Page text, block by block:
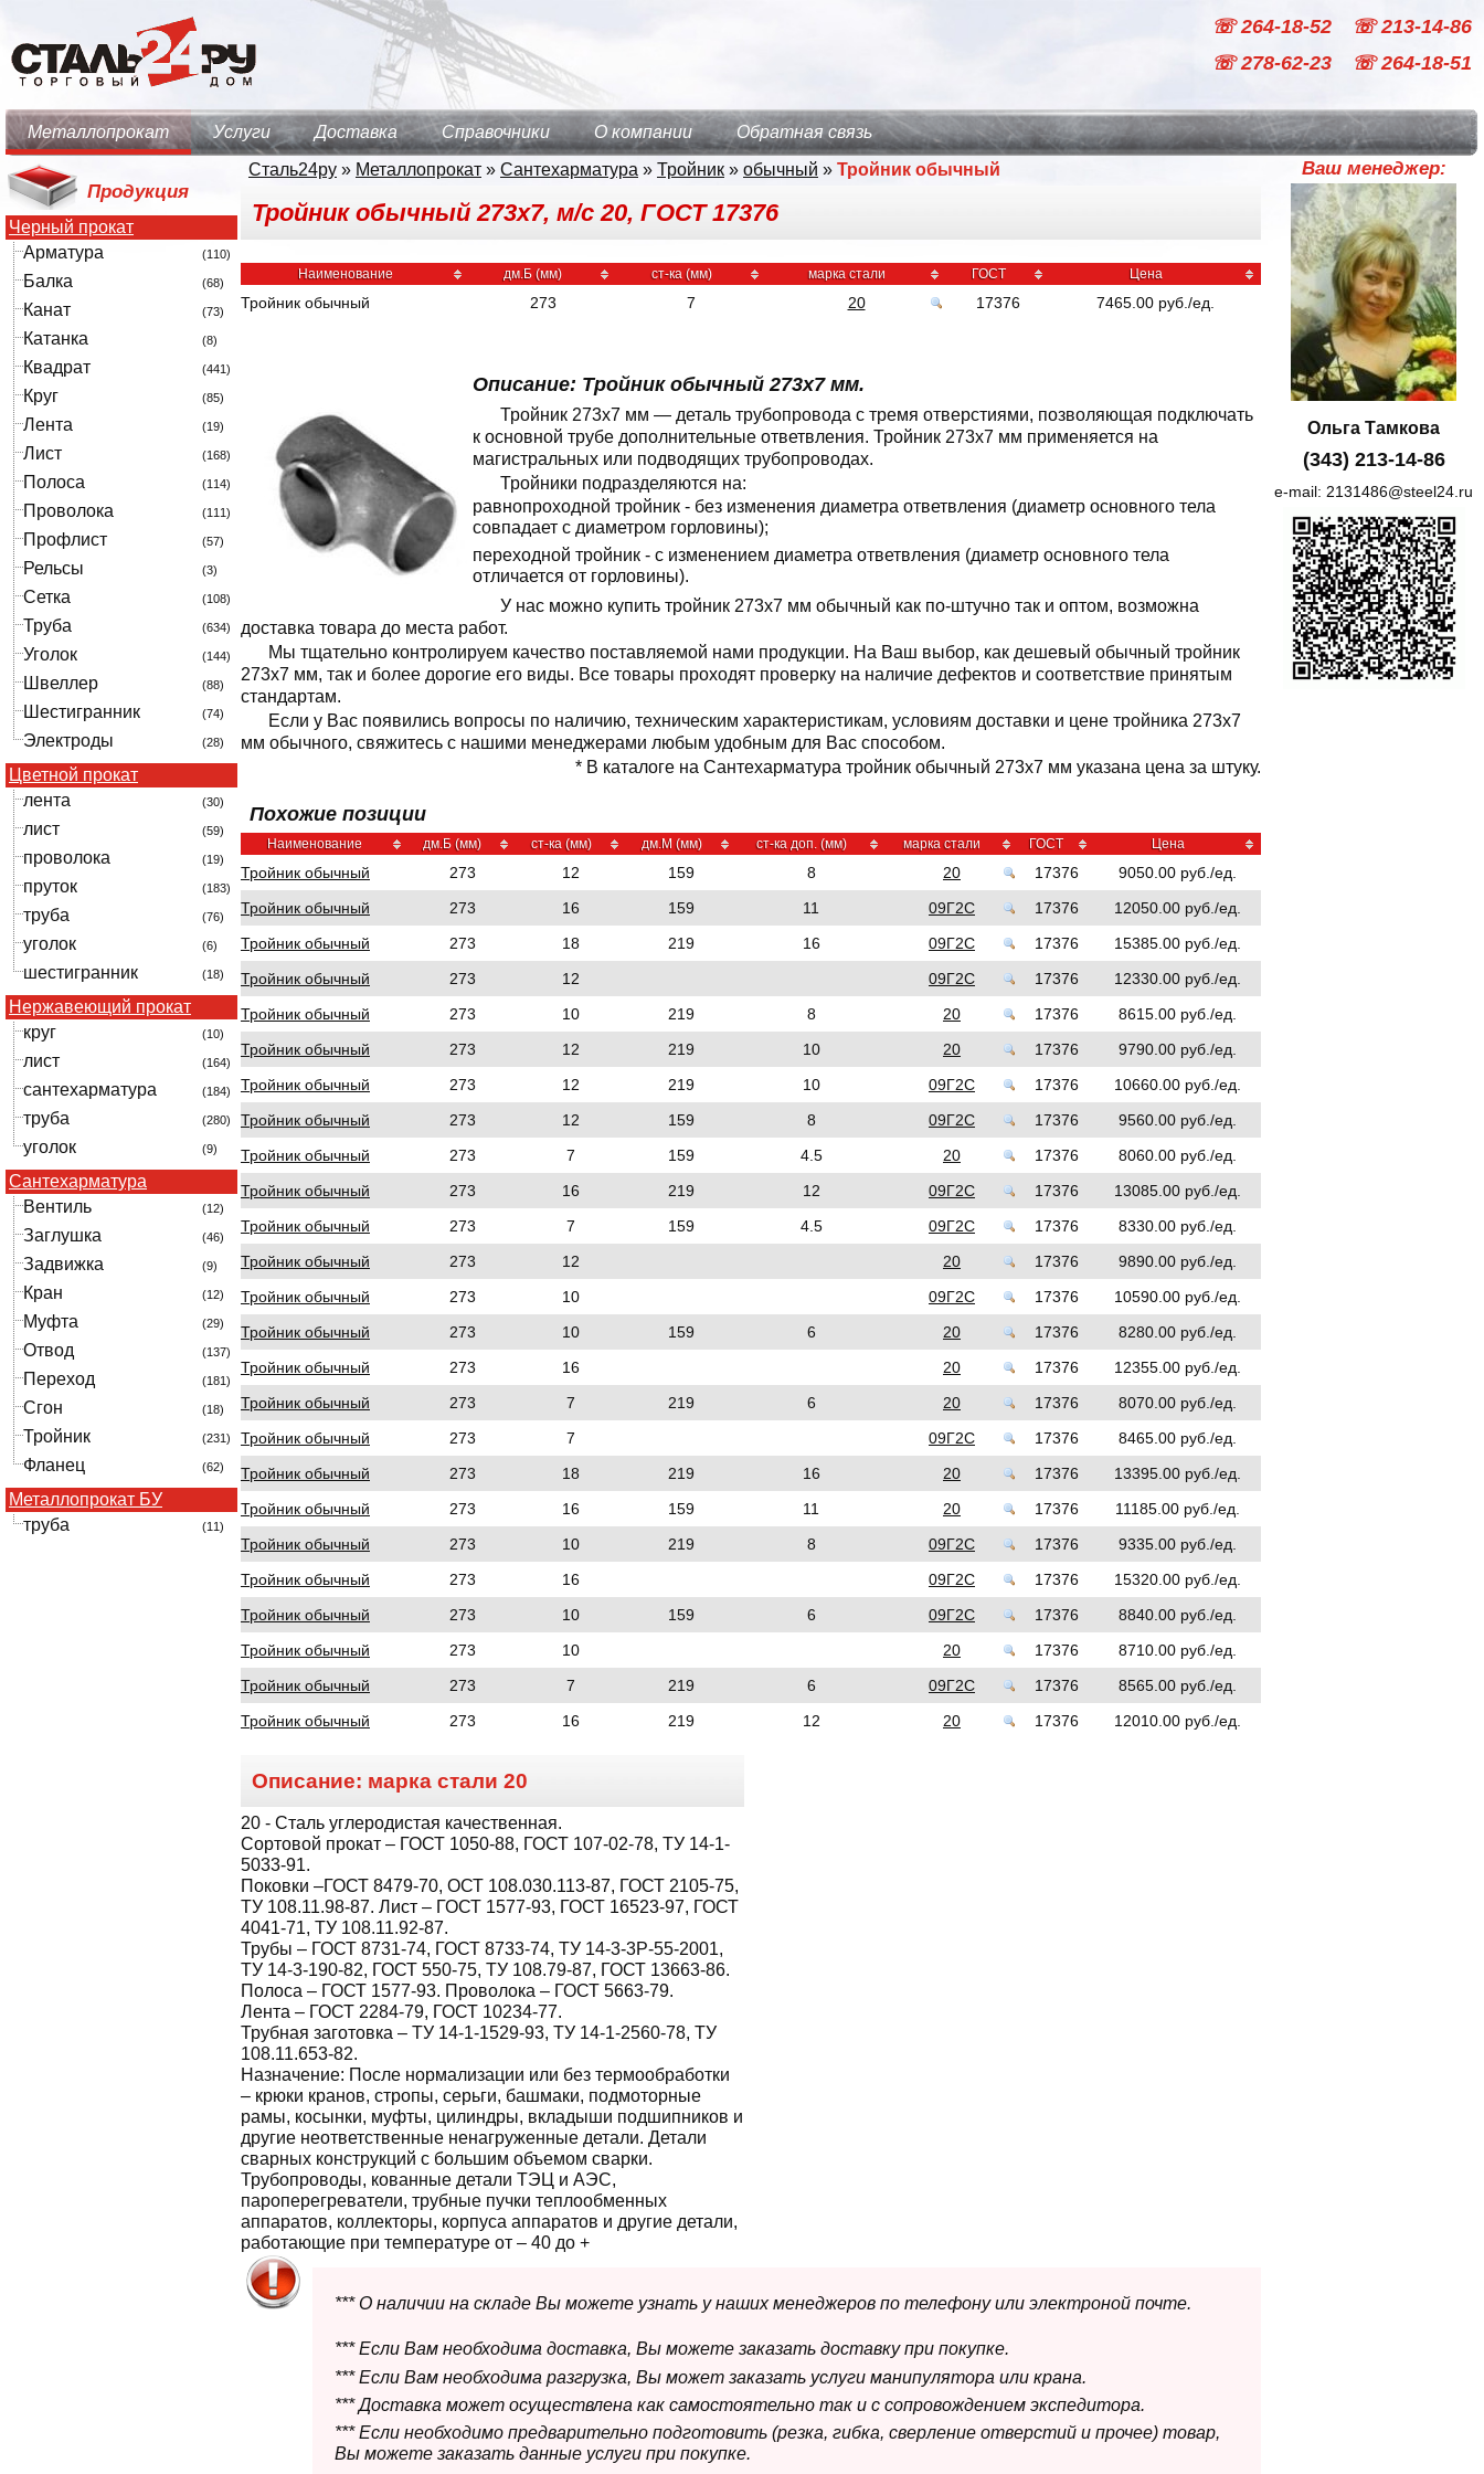
☏ 264-18-52
☏ 213-14-86
☏ 278-62-23
☏ 264-18-51
Металлопрокат Услуги Доставка Справочники О компании Обратная связь
Продукция
Черный прокат
Арматура
(110)
Балка (68)
Канат (73)
Катанка (8)
Квадрат (441)
Круг (85)
Лента (19)
Лист (168)
Полоса (114)
Проволока (111)
Профлист (57)
Рельсы (3)
Сетка (108)
Труба (634)
Уголок (144)
Швеллер (88)
Шестигранник (74)
Электроды (28)
Цветной прокат
лента
(30)
лист (59)
проволока (19)
пруток (183)
труба (76)
уголок (6)
шестигранник (18)
Нержавеющий прокат
круг
(10)
лист (164)
сантехарматура (184)
труба (280)
уголок (9)
Сантехарматура
Вентиль
(12)
Заглушка (46)
Задвижка (9)
Кран (12)
Муфта (29)
Отвод (137)
Переход (181)
Сгон (18)
Тройник (231)
Фланец (62)
Металлопрокат БУ
труба
(11)
Сталь24ру » Металлопрокат » Сантехарматура » Тройник » обычный » Тройник обычный
Тройник обычный 273х7, м/с 20, ГОСТ 17376
Наименование дм.Б (мм) ст-ка (мм) марка стали ГОСТ Цена
Тройник обычный 273 7 20 17376 7465.00 руб ./ед.
Описание: Тройник обычный 273x7 мм.
Тройник 273x7 мм — деталь трубопровода с тремя отверстиями, позволяющая подключать
к основной трубе дополнительные ответвления. Тройник 273x7 мм применяется на
магистральных или подводящих трубопроводах.
Тройники подразделяются на:
равнопроходной тройник - без изменения диаметра ответвления (диаметр основного тела
совпадает с диаметром горловины);
переходной тройник - с изменением диаметра ответвления (диаметр основного тела
отличается от горловины).
У нас можно купить тройник 273x7 мм обычный как по-штучно так и оптом, возможна
доставка товара до места работ.
Мы тщательно контролируем качество поставляемой нами продукции. На Ваш выбор, как дешевый обычный тройник
273x7 мм, так и более дорогие его виды. Все товары проходят проверку на наличие дефектов и соответствие принятым
стандартам.
Если у Вас появились вопросы по наличию, техническим характеристикам, условиям доставки и цене тройника 273x7
мм обычного, свяжитесь с нашими менеджерами любым удобным для Вас способом.
* В каталоге на Сантехарматура тройник обычный 273x7 мм указана цена за штуку.
Похожие позиции
Наименование дм.Б (мм) ст-ка (мм) дм.М (мм) ст-ка доп. (мм) марка стали ГОСТ Цена
Тройник обычный 273 12 159 8 20 17376
9050.00 руб./ед.
Тройник обычный
273 16 159 11 09Г2С 17376
12050.00 руб./ед.
Тройник обычный
273 18 219 16 09Г2С 17376
15385.00 руб./ед.
Тройник обычный
273 12 09Г2С 17376
12330.00 руб./ед.
Тройник обычный
273 10 219 8 20 17376
8615.00 руб./ед.
Тройник обычный
273 12 219 10 20 17376
9790.00 руб./ед.
Тройник обычный
273 12 219 10 09Г2С 17376
10660.00 руб./ед.
Тройник обычный
273 12 159 8 09Г2С 17376
9560.00 руб./ед.
Тройник обычный
273 7 159 4.5 20 17376
8060.00 руб./ед.
Тройник обычный
273 16 219 12 09Г2С 17376
13085.00 руб./ед.
Тройник обычный
273 7 159 4.5 09Г2С 17376
8330.00 руб./ед.
Тройник обычный
273 12 20 17376
9890.00 руб./ед.
Тройник обычный
273 10 09Г2С 17376
10590.00 руб./ед.
Тройник обычный
273 10 159 6 20 17376
8280.00 руб./ед.
Тройник обычный
273 16 20 17376
12355.00 руб./ед.
Тройник обычный
273 7 219 6 20 17376
8070.00 руб./ед.
Тройник обычный
273 7 09Г2С 17376
8465.00 руб./ед.
Тройник обычный
273 18 219 16 20 17376
13395.00 руб./ед.
Тройник обычный
273 16 159 11 20 17376
11185.00 руб./ед.
Тройник обычный
273 10 219 8 09Г2С 17376
9335.00 руб./ед.
Тройник обычный
273 16 09Г2С 17376
15320.00 руб./ед.
Тройник обычный
273 10 159 6 09Г2С 17376
8840.00 руб./ед.
Тройник обычный
273 10 20 17376
8710.00 руб./ед.
Тройник обычный
273 7 219 6 09Г2С 17376
8565.00 руб./ед.
Тройник обычный
273 16 219 12 20 17376 12010.00 руб./ед.
Описание: марка стали 20
20 - Сталь углеродистая качественная.
Сортовой прокат – ГОСТ 1050-88, ГОСТ 107-02-78, ТУ 14-1-
5033-91.
Поковки –ГОСТ 8479-70, ОСТ 108.030.113-87, ГОСТ 2105-75,
ТУ 108.11.98-87. Лист – ГОСТ 1577-93, ГОСТ 16523-97, ГОСТ
4041-71, ТУ 108.11.92-87.
Трубы – ГОСТ 8731-74, ГОСТ 8733-74, ТУ 14-3-3Р-55-2001,
ТУ 14-3-190-82, ГОСТ 550-75, ТУ 108.79-87, ГОСТ 13663-86.
Полоса – ГОСТ 1577-93. Проволока – ГОСТ 5663-79.
Лента – ГОСТ 2284-79, ГОСТ 10234-77.
Трубная заготовка – ТУ 14-1-1529-93, ТУ 14-1-2560-78, ТУ
108.11.653-82.
Назначение: После нормализации или без термообработки
– крюки кранов, стропы, серьги, башмаки, подмоторные
рамы, косынки, муфты, цилиндры, вкладыши подшипников и
другие неответственные ненагруженные детали. Детали
сварных конструкций с большим объемом сварки.
Трубопроводы, кованные детали ТЭЦ и АЭС,
пароперегреватели, трубные пучки теплообменных
аппаратов, коллекторы, корпуса аппаратов и другие детали,
работающие при температуре от – 40 до +
*** О наличии на складе Вы можете узнать у наших менеджеров по телефону или электроной почте.
*** Если Вам необходима доставка, Вы можете заказать доставку при покупке.
*** Если Вам необходима разгрузка, Вы может заказать услуги манипулятора или крана.
*** Доставка может осуществлена как самостоятельно так и с сопровождением экспедитора.
*** Если необходимо предварительно подготовить (резка, гибка, сверление отверстий и прочее) товар,
Вы можете заказать данные услуги при покупке.
Ваш менеджер:
Ольга Тамкова
(343) 213-14-86
e-mail: 2131486@steel24.ru